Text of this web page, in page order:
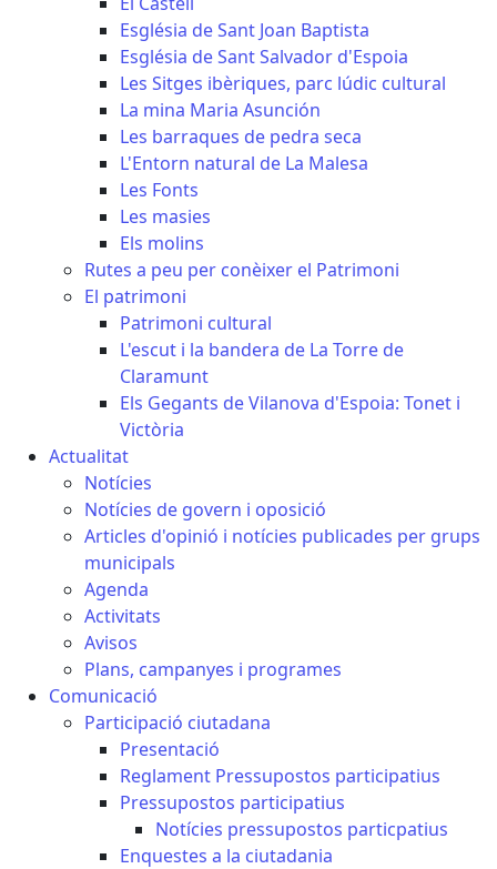
Església de Sant Joan Baptista
Església de Sant Salvador d'Espoia
Les Sitges ibèriques, parc lúdic cultural
La mina Maria Asunción
Les barraques de pedra seca
L'Entorn natural de La Malesa
Les Fonts
Les masies
Els molins
Rutes a peu per conèixer el Patrimoni
El patrimoni
Patrimoni cultural
L'escut i la bandera de La Torre de
Claramunt
Els Gegants de Vilanova d'Espoia: Tonet i
Victòria
Actualitat
Notícies
Notícies de govern i oposició
Articles d'opinió i notícies publicades per grups
municipals
Agenda
Activitats
Avisos
Plans, campanyes i programes
Comunicació
Participació ciutadana
Presentació
Reglament Pressupostos participatius
Pressupostos participatius
Notícies pressupostos particpatius
Enquestes a la ciutadania